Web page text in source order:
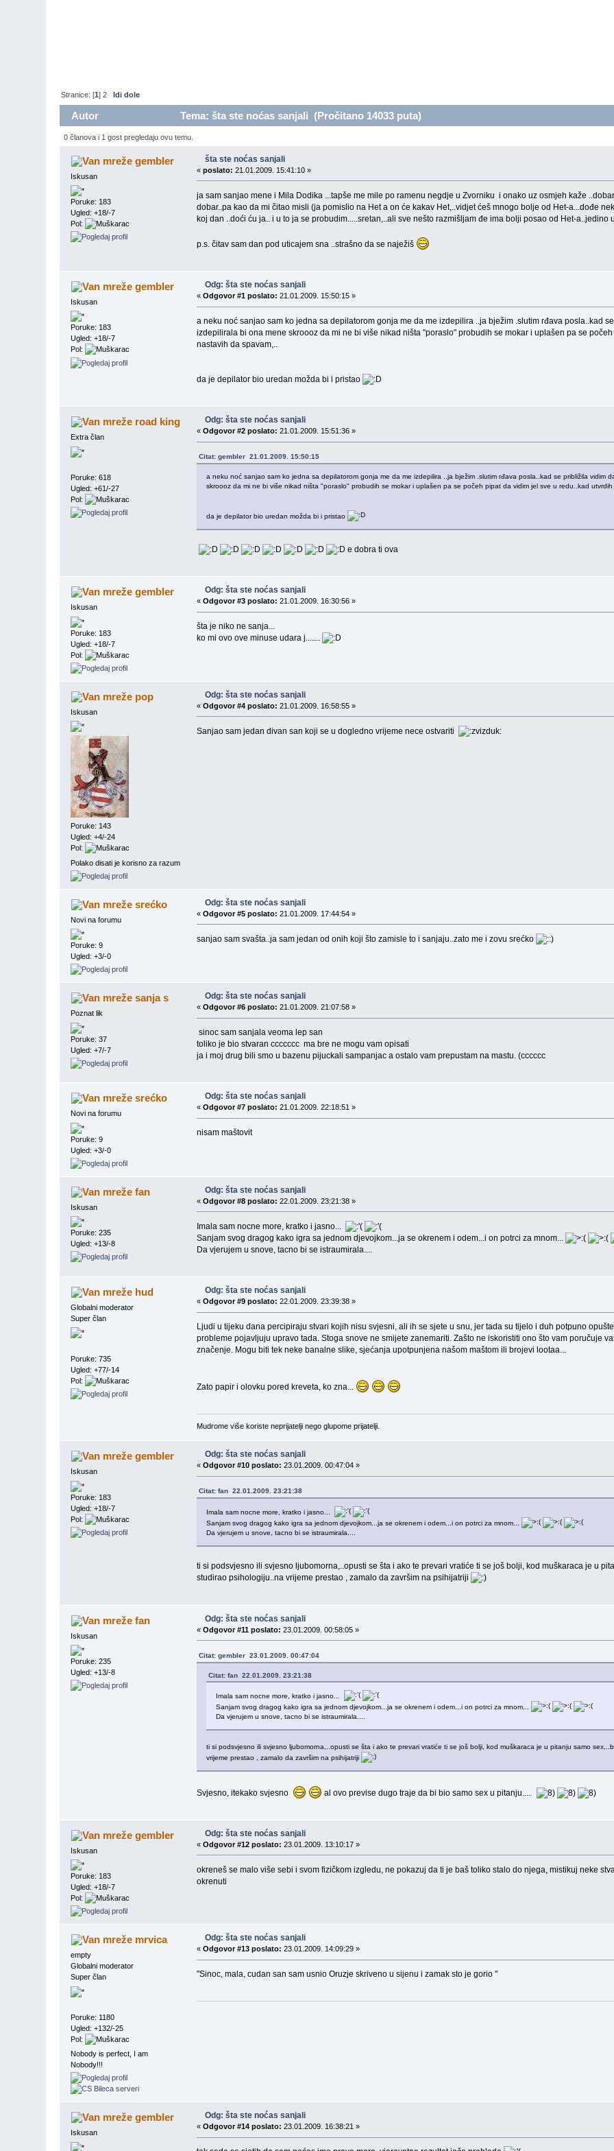
Stranice: [1]2 Idi dole
Autor Tema: šta ste noćas sanjali (Pročitano 14033 puta)
0 članova i 1 gost pregledaju ovu temu.
gembler
Iskusan
Poruke: 183
Ugled: +18/-7
Pol:
šta ste noćas sanjali
« poslato: 21.01.2009. 15:41:10 »
ja sam sanjao mene i Mila Dodika ...tapše me mile po ramenu negdje u Zvorniku i onako uz osmjeh kaže
dobar..pa kao da mi čitao misli (ja pomislio na Het a on će kakav Het,..vidjet ćeš mnogo bolje od Het-a...dođe
koj dan ..doći ću ja.. i u to ja se probudim.....sretan,..ali sve nešto razmišljam đe ima bolji posao od Het-
p.s. čitav sam dan pod uticajem sna ..strašno da se naježiš
gembler
Iskusan
Poruke: 183
Ugled: +18/-7
Pol:
Odg: šta ste noćas sanjali
« Odgovor #1 poslato: 21.01.2009. 15:50:15 »
a neku noć sanjao sam ko jedna sa depilatorom gonja me da me izdepilira ..ja bježim .slutim rđava posla..kad
izdepilirala bi ona mene skroooz da mi ne bi više nikad ništa "poraslo" probudih se mokar i uplašen pa se
nastavih da spavam,..
da je depilator bio uredan možda bi i pristao
road king
Extra član
Poruke: 618
Ugled: +61/-27
Pol:
Odg: šta ste noćas sanjali
« Odgovor #2 poslato: 21.01.2009. 15:51:36 »
Citat: gembler 21.01.2009. 15:50:15
a neku noć sanjao sam ko jedna sa depilatorom gonja me da me izdepilira ..ja bježim .slutim rđava posla..kad se približila vidim
skroooz da mi ne bi više nikad ništa "poraslo" probudih se mokar i uplašen pa se počeh pipat da vidim jel sve u redu..kad
da je depilator bio uredan možda bi i pristao
e dobra ti ova
gembler
Iskusan
Poruke: 183
Ugled: +18/-7
Pol:
Odg: šta ste noćas sanjali
« Odgovor #3 poslato: 21.01.2009. 16:30:56 »
šta je niko ne sanja...
ko mi ovo ove minuse udara j.......
pop
Iskusan
Poruke: 143
Ugled: +4/-24
Pol:
Polako disati je korisno za razum
Odg: šta ste noćas sanjali
« Odgovor #4 poslato: 21.01.2009. 16:58:55 »
Sanjao sam jedan divan san koji se u dogledno vrijeme nece ostvariti
srećko
Novi na forumu
Poruke: 9
Ugled: +3/-0
Odg: šta ste noćas sanjali
« Odgovor #5 poslato: 21.01.2009. 17:44:54 »
sanjao sam svašta..ja sam jedan od onih koji što zamisle to i sanjaju..zato me i zovu srećko
sanja s
Poznat lik
Poruke: 37
Ugled: +7/-7
Odg: šta ste noćas sanjali
« Odgovor #6 poslato: 21.01.2009. 21:07:58 »
sinoc sam sanjala veoma lep san
toliko je bio stvaran ccccccc ma bre ne mogu vam opisati
ja i moj drug bili smo u bazenu pijuckali sampanjac a ostalo vam prepustam na mastu. (cccccc
srećko
Novi na forumu
Poruke: 9
Ugled: +3/-0
Odg: šta ste noćas sanjali
« Odgovor #7 poslato: 21.01.2009. 22:18:51 »
nisam maštovit
fan
Iskusan
Poruke: 235
Ugled: +13/-8
Odg: šta ste noćas sanjali
« Odgovor #8 poslato: 22.01.2009. 23:21:38 »
Imala sam nocne more, kratko i jasno...
Sanjam svog dragog kako igra sa jednom djevojkom...ja se okrenem i odem...i on potrci za mnom...
Da vjerujem u snove, tacno bi se istraumirala....
hud
Globalni moderator
Super član
Poruke: 735
Ugled: +77/-14
Pol:
Odg: šta ste noćas sanjali
« Odgovor #9 poslato: 22.01.2009. 23:39:38 »
Ljudi u tijeku dana percipiraju stvari kojih nisu svjesni, ali ih se sjete u snu, jer tada su tijelo i duh potpuno
probleme pojavljuju upravo tada. Stoga snove ne smijete zanemariti. Zašto ne iskoristiti ono što vam poručuje
značenje. Mogu biti tek neke banalne slike, sjećanja upotpunjena našom maštom ili brojevi lootaa...
Zato papir i olovku pored kreveta, ko zna...
Mudrome više koriste neprijatelji nego glupome prijatelji.
gembler
Iskusan
Poruke: 183
Ugled: +18/-7
Pol:
Odg: šta ste noćas sanjali
« Odgovor #10 poslato: 23.01.2009. 00:47:04 »
Citat: fan 22.01.2009. 23:21:38
Imala sam nocne more, kratko i jasno...
Sanjam svog dragog kako igra sa jednom djevojkom...ja se okrenem i odem...i on potrci za mnom...
Da vjerujem u snove, tacno bi se istraumirala....
ti si podsvjesno ili svjesno ljubomorna,..opusti se šta i ako te prevari vratiće ti se još bolji, kod muškaraca je u
studirao psihologiju..na vrijeme prestao , zamalo da završim na psihijatriji
fan
Iskusan
Poruke: 235
Ugled: +13/-8
Odg: šta ste noćas sanjali
« Odgovor #11 poslato: 23.01.2009. 00:58:05 »
Citat: gembler 23.01.2009. 00:47:04
Citat: fan 22.01.2009. 23:21:38
Imala sam nocne more, kratko i jasno...
Sanjam svog dragog kako igra sa jednom djevojkom...ja se okrenem i odem...i on potrci za mnom...
Da vjerujem u snove, tacno bi se istraumirala....
ti si podsvjesno ili svjesno ljubomorna,..opusti se šta i ako te prevari vratiće ti se još bolji, kod muškaraca je u pitanju samo
vrijeme prestao , zamalo da završim na psihijatriji
Svjesno, itekako svjesno al ovo previse dugo traje da bi bio samo sex u pitanju....
gembler
Iskusan
Poruke: 183
Ugled: +18/-7
Pol:
Odg: šta ste noćas sanjali
« Odgovor #12 poslato: 23.01.2009. 13:10:17 »
okreneš se malo više sebi i svom fizičkom izgledu, ne pokazuj da ti je baš toliko stalo do njega, mistikuj neke
okrenuti
mrvica
empty
Globalni moderator
Super član
Poruke: 1180
Ugled: +132/-25
Pol:
Nobody is perfect, I am
Nobody!!!
Odg: šta ste noćas sanjali
« Odgovor #13 poslato: 23.01.2009. 14:09:29 »
"Sinoc, mala, cudan san sam usnio Oruzje skriveno u sijenu i zamak sto je gorio "
gembler
Iskusan
Odg: šta ste noćas sanjali
« Odgovor #14 poslato: 23.01.2009. 16:38:21 »